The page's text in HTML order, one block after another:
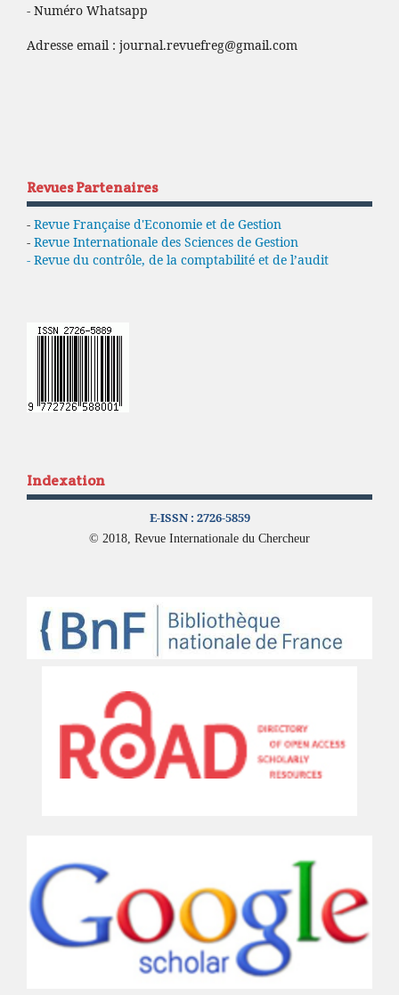
- Numéro Whatsapp
Adresse email : journal.revuefreg@gmail.com
Revues Partenaires
- Revue Française d'Economie et de Gestion
- Revue Internationale des Sciences de Gestion
- Revue du contrôle, de la comptabilité et de l’audit
Indexation
E-ISSN : 2726-5859
© 2018, Revue Internationale du Chercheur